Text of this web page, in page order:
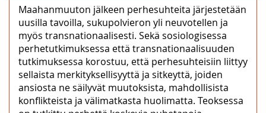
Maahanmuuton jälkeen perhesuhteita järjestetään
uusilla tavoilla, sukupolvieron yli neuvotellen ja
myös transnationaalisesti. Sekä sosiologisessa
perhetutkimuksessa että transnationaalisuuden
tutkimuksessa korostuu, että perhesuhteisiin liittyy
sellaista merkityksellisyyttä ja sitkeyttä, joiden
ansiosta ne säilyvät muutoksista, mahdollisista
konflikteista ja välimatkasta huolimatta. Teoksessa